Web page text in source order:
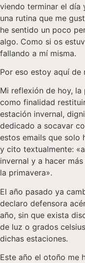
viendo terminar el día
una rutina que me
he sentido un poco
algo. Como si os
fallando a mí misma.
Por eso estoy aquí de
Mi reflexión de hoy,
como finalidad
estación invernal,
dedicado a socavar
estos emails que solo
y cito textualmente:
invernal y a hacer
la primavera».
El año pasado ya
declaro defensora
año, sin que exista
de luz o grados
dichas estaciones.
Este año el otoño me